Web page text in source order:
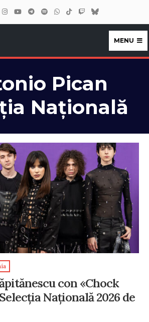
España
MENU
Pican
Națională
con «Chock
Națională 2026 de